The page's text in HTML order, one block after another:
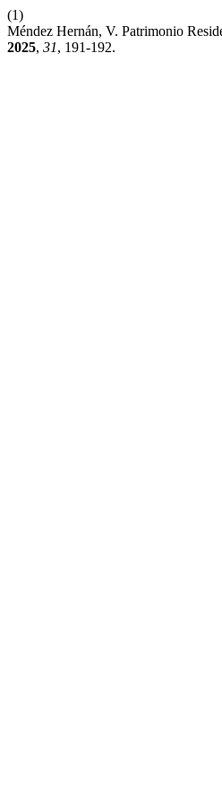
(1)
Méndez Hernán, V. Patrimonio
2025, 31, 191-192.